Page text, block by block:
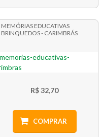
MEMÓRIAS EDUCATIVAS
BRINQUEDOS - CARIMBRÁS
R$ 32,70
COMPRAR